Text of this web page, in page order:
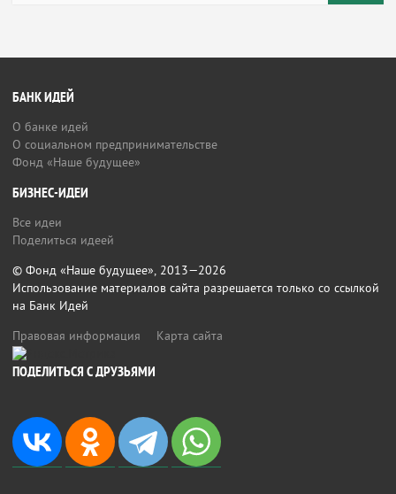
БАНК ИДЕЙ
О банке идей
О социальном предпринимательстве
Фонд «Наше будущее»
БИЗНЕС-ИДЕИ
Все идеи
Поделиться идеей
© Фонд «Наше будущее», 2013—2026
Использование материалов сайта разрешается только со ссылкой
на Банк Идей
Правовая информация
Карта сайта
ПОДЕЛИТЬСЯ С ДРУЗЬЯМИ